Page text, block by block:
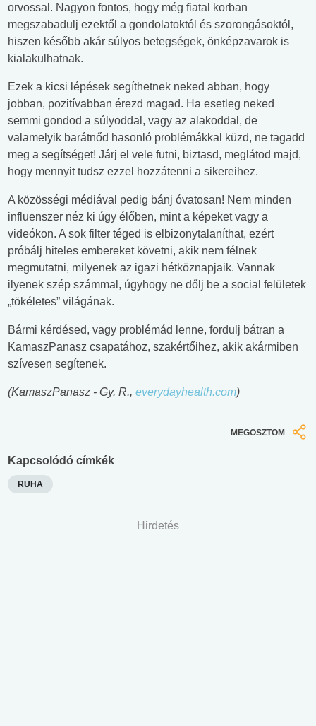
orvossal. Nagyon fontos, hogy még fiatal korban
megszabadulj ezektől a gondolatoktól és szorongásoktól,
hiszen később akár súlyos betegségek, önképzavarok is
kialakulhatnak.
Ezek a kicsi lépések segíthetnek neked abban, hogy
jobban, pozitívabban érezd magad. Ha esetleg neked
semmi gondod a súlyoddal, vagy az alakoddal, de
valamelyik barátnőd hasonló problémákkal küzd, ne tagadd
meg a segítséget! Járj el vele futni, biztasd, meglátod majd,
hogy mennyit tudsz ezzel hozzátenni a sikereihez.
A közösségi médiával pedig bánj óvatosan! Nem minden
influenszer néz ki úgy élőben, mint a képeket vagy a
videókon. A sok filter téged is elbizonytalaníthat, ezért
próbálj hiteles embereket követni, akik nem félnek
megmutatni, milyenek az igazi hétköznapjaik. Vannak
ilyenek szép számmal, úgyhogy ne dőlj be a social felületek
„tökéletes” világának.
Bármi kérdésed, vagy problémád lenne, fordulj bátran a
KamaszPanasz csapatához, szakértőihez, akik akármiben
szívesen segítenek.
(KamaszPanasz - Gy. R., everydayhealth.com)
MEGOSZTOM
Kapcsolódó címkék
RUHA
Hirdetés